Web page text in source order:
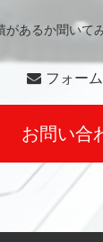
あるか聞いて
フォー
お問い合